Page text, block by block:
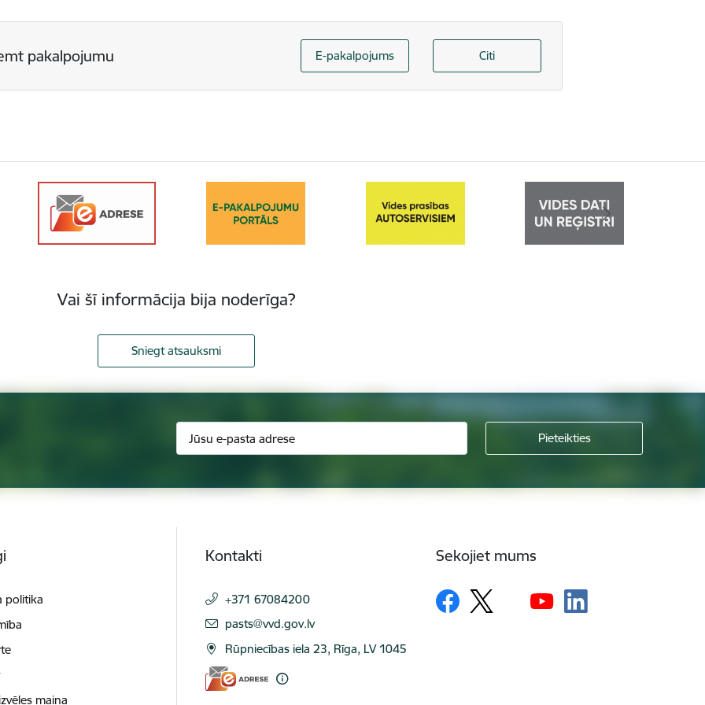
pakalpojumu E-pakalpojums Citi
Vai šī informācija bija noderīga?
Sniegt atsauksmi
politika
maiņa
Kontakti
+371 67084200
E-pasts:
pasts@vvd.gov.lv
Rūpniecības iela 23, Rīga, LV 1045
Sekojiet mums